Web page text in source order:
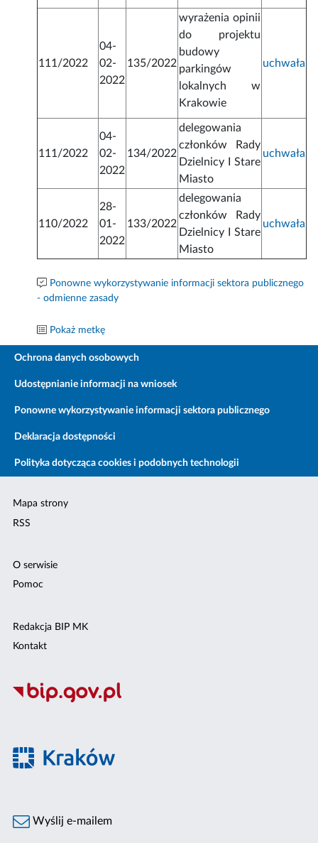
111/2022
04-
02-
2022
135/2022
wyrażenia opinii
do projektu
budowy
parkingów
lokalnych w
Krakowie
uchwała
111/2022
04-
02-
2022
134/2022
delegowania
członków Rady
Dzielnicy I Stare
Miasto
uchwała
110/2022
28-
01-
2022
133/2022
delegowania
członków Rady
Dzielnicy I Stare
Miasto
uchwała
Ponowne wykorzystywanie informacji sektora publicznego
- odmienne zasady
Pokaż metkę
Ochrona danych osobowych
Udostępnianie informacji na wniosek
Ponowne wykorzystywanie informacji sektora publicznego
Deklaracja dostępności
Polityka dotycząca cookies i podobnych technologii
Mapa strony
RSS
O serwisie
Pomoc
Redakcja BIP MK
Kontakt
Wyślij e-mailem